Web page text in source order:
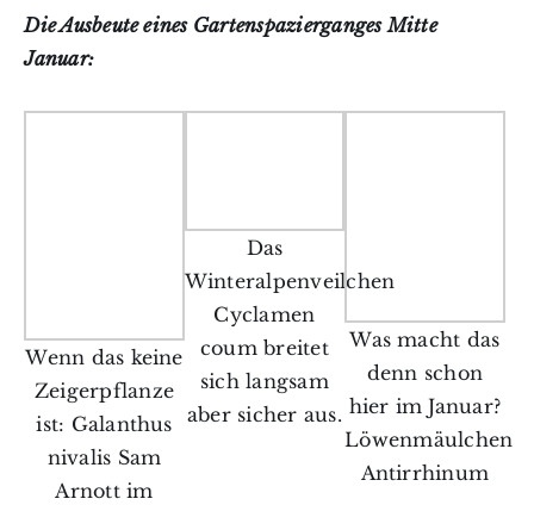
Die Ausbeute eines Gartenspazierganges Mitte
Januar:
Wenn das keine
Zeigerpflanze
ist: Galanthus
nivalis Sam
Arnott im
Das
Winteralpenveilchen
Cyclamen
coum breitet
sich langsam
aber sicher aus.
Was macht das
denn schon
hier im Januar?
Löwenmäulchen
Antirrhinum